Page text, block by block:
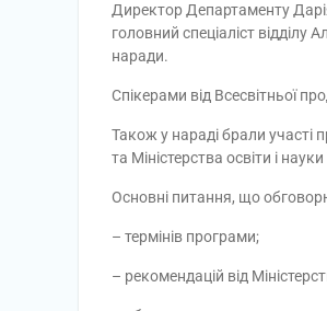
Директор Департаменту
головний спеціаліст
наради.
Спікерами від Всесвітньої
Також у нараді брали участі
та Міністерства освіти і
Основні питання, що
– термінів програми;
– рекомендацій від